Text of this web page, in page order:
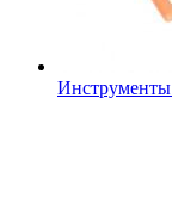
Инструменты